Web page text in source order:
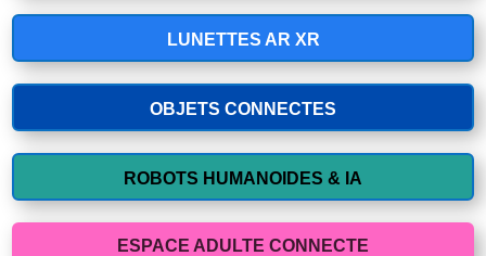
LUNETTES AR XR
OBJETS CONNECTES
ROBOTS HUMANOIDES & IA
ESPACE ADULTE CONNECTE